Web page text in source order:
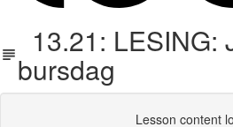
13.21: LESING:
bursdag
Lesson content